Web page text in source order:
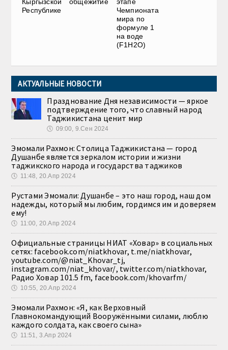
Кыргызской
Республике
общежитие
этапе
Чемпионата
мира по
формуле 1
на воде
(F1H2O)
АКТУАЛЬНЫЕ НОВОСТИ
Празднование Дня независимости — яркое
подтверждение того, что славный народ
Таджикистана ценит мир
🕔 09:00, 9.Сен 2024
Эмомали Рахмон: Столица Таджикистана — город
Душанбе является зеркалом истории и жизни
таджикского народа и государства таджиков
🕔 11:48, 20.Апр 2024
Рустами Эмомали: Душанбе – это наш город, наш дом
надежды, который мы любим, гордимся им и доверяем
ему!
🕔 11:00, 20.Апр 2024
Официальные страницы НИАТ «Ховар» в социальных
сетях: facebook.com/niatkhovar, t.me/niatkhovar,
youtube.com/@niat_Khovar_tj,
instagram.com/niat_khovar/, twitter.com/niatkhovar,
Радио Ховар 101.5 fm, facebook.com/khovarfm/
🕔 10:55, 20.Апр 2024
Эмомали Рахмон: «Я, как Верховный
Главнокомандующий Вооружёнными силами, люблю
каждого солдата, как своего сына»
🕔 11:51, 3.Апр 2024